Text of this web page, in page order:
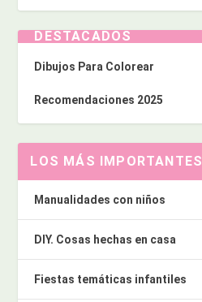
DESTACADOS
Dibujos Para Colorear
Recomendaciones 2025
LOS MÁS IMPORTANTES
Manualidades con niños
DIY. Cosas hechas en casa
Fiestas temáticas infantiles